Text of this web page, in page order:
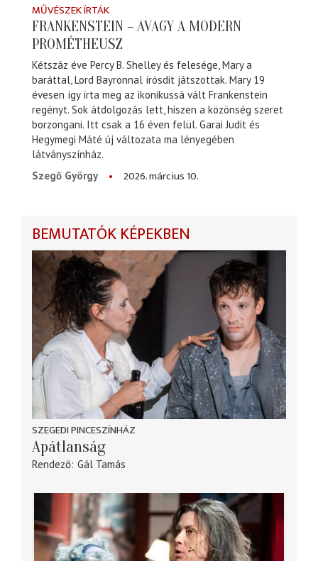
MŰVÉSZEK ÍRTÁK
FRANKENSTEIN – AVAGY A MODERN
PROMÉTHEUSZ
Kétszáz éve Percy B. Shelley és felesége, Mary a
baráttal, Lord Bayronnal írósdit játszottak. Mary 19
évesen így írta meg az ikonikussá vált Frankenstein
regényt. Sok átdolgozás lett, hiszen a közönség szeret
borzongani. Itt csak a 16 éven felül. Garai Judit és
Hegymegi Máté új változata ma lényegében
látványszínház.
Szegő György
2026. március 10.
BEMUTATÓK KÉPEKBEN
SZEGEDI PINCESZÍNHÁZ
Apátlanság
Rendező Gál Tamás